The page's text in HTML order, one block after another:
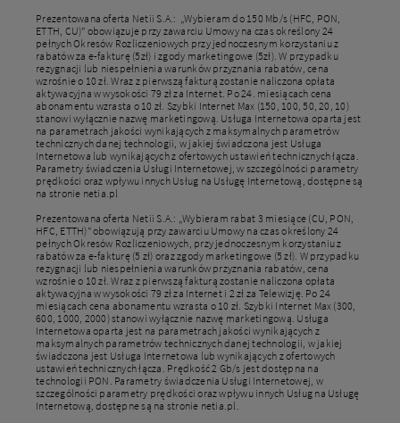
Prezentowana oferta Netii S.A.: „Wybieram do 150 Mb/s (HFC, PON,
ETTH, CU)” obowiązuje przy zawarciu Umowy na czas określony 24
pełnych Okresów Rozliczeniowych przy jednoczesnym korzystaniu z
rabatów za e-fakturę (5zł) i zgody marketingowe (5zł). W przypadku
rezygnacji lub niespełnienia warunków przyznania rabatów, cena
wzrośnie o 10 zł. Wraz z pierwszą fakturą zostanie naliczona opłata
aktywacyjna w wysokości 79 zł za Internet. Po 24. miesiącach cena
abonamentu wzrasta o 10 zł. Szybki Internet Max (150, 100, 50, 20, 10)
stanowi wyłącznie nazwę marketingową. Usługa Internetowa oparta jest
na parametrach jakości wynikających z maksymalnych parametrów
technicznych danej technologii, w jakiej świadczona jest Usługa
Internetowa lub wynikających z ofertowych ustawień technicznych łącza.
Parametry świadczenia Usługi Internetowej, w szczególności parametry
prędkości oraz wpływu innych Usług na Usługę Internetową, dostępne są
na stronie netia.pl
Prezentowana oferta Netii S.A.: „Wybieram rabat 3 miesiące (CU, PON,
HFC, ETTH)” obowiązują przy zawarciu Umowy na czas określony 24
pełnych Okresów Rozliczeniowych, przy jednoczesnym korzystaniu z
rabatów za e-fakturę (5 zł) oraz zgody marketingowe (5 zł). W przypadku
rezygnacji lub niespełnienia warunków przyznania rabatów, cena
wzrośnie o 10 zł. Wraz z pierwszą fakturą zostanie naliczona opłata
aktywacyjna w wysokości 79 zł za Internet i 2 zł za Telewizję. Po 24
miesiącach cena abonamentu wzrasta o 10 zł. Szybki Internet Max (300,
600, 1000, 2000) stanowi wyłącznie nazwę marketingową. Usługa
Internetowa oparta jest na parametrach jakości wynikających z
maksymalnych parametrów technicznych danej technologii, w jakiej
świadczona jest Usługa Internetowa lub wynikających z ofertowych
ustawień technicznych łącza. Prędkość 2 Gb/s jest dostępna na
technologii PON. Parametry świadczenia Usługi Internetowej, w
szczególności parametry prędkości oraz wpływu innych Usług na Usługę
Internetową, dostępne są na stronie netia.pl.